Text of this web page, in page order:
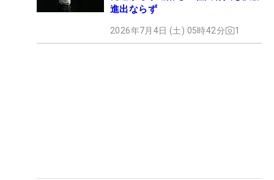
進出ならず
2026年7月4日 (土) 05時42分 1